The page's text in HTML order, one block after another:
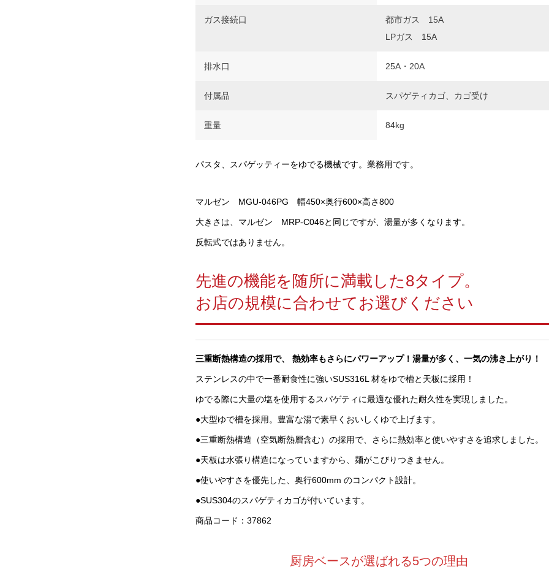
ガス接続口
都市ガス 15A
LPガス 15A
排水口 25A・20A
付属品 スパゲティカゴ、カゴ受け
重量 84kg
パスタ、スパゲッティーをゆでる機械です。業務用です。
マルゼン MGU-046PG 幅450×奥行600×高さ800
大きさは、マルゼン MRP-C046と同じですが、湯量が多くなります。
反転式ではありません。
先進の機能を随所に満載した8タイプ。
お店の規模に合わせてお選びください
三重断熱構造の採用で、 熱効率もさらにパワーアップ！湯量が多く、一気の沸き上がり！
ステンレスの中で一番耐食性に強いSUS316L 材をゆで槽と天板に採用！
ゆでる際に大量の塩を使用するスパゲティに最適な優れた耐久性を実現しました。
●大型ゆで槽を採用。豊富な湯で素早くおいしくゆで上げます。
●三重断熱構造（空気断熱層含む）の採用で、さらに熱効率と使いやすさを追求しました。
●天板は水張り構造になっていますから、麺がこびりつきません。
●使いやすさを優先した、奥行600mm のコンパクト設計。
●SUS304のスパゲティカゴが付いています。
商品コード：37862
厨房ベースが選ばれる5つの理由